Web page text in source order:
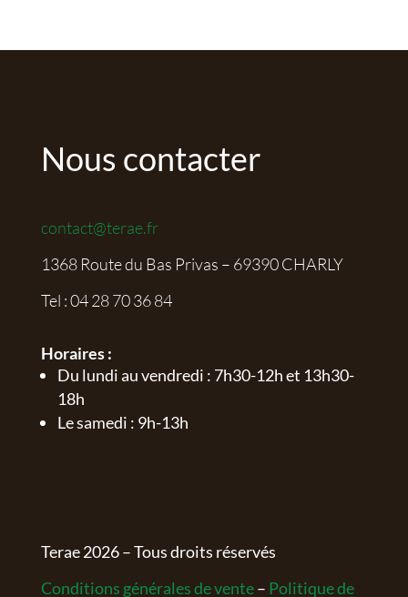
Nous contacter
contact@terae.fr
1368 Route du Bas Privas – 69390 CHARLY
Tel :04 28 70 36 84
Horaires :
Du lundi au vendredi : 7h30-12h et 13h30-
18h
Le samedi : 9h-13h
Terae2026– Tous droits réservés
Conditions générales de vente– Politique de